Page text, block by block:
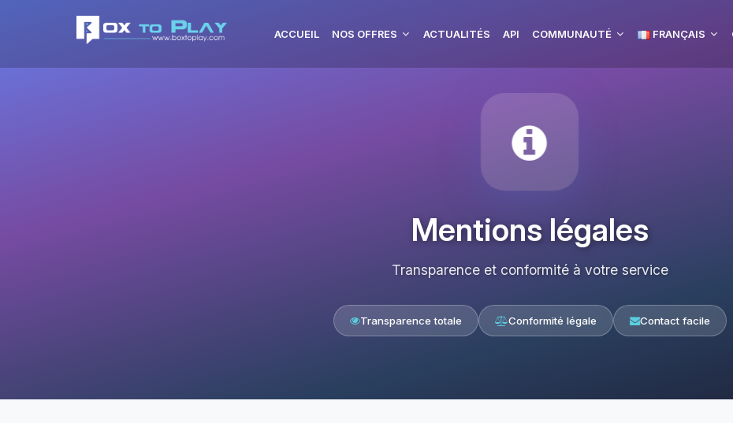
ACCUEIL NOS OFFRES ACTUALITÉS API COMMUNAUTÉ FRANÇAIS
Mentions légales
Transparence et conformité à votre service
Transparence totale Conformité légale Contact facile